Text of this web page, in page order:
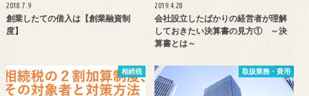
2018.7.9
創業したての借入は【創業融資制
度】
2019.4.28
会社設立したばかりの経営者が理解
しておきたい決算書の見方① ～決
算書とは～
相続税 取扱業務・費用